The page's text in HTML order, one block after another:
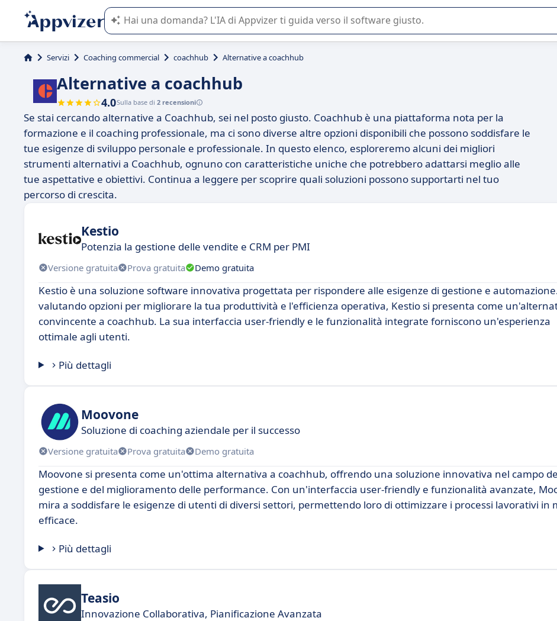
L'IA di Appvizer vi guida nell'utilizzo o nella scelta di un software SaaS per la vostra azienda.
Servizi Coaching commercial coachhub Alternative a coachhub
Alternative a coachhub
4.0Sulla base di 2 recensioni
Se stai cercando alternative a Coachhub, sei nel posto giusto. Coachhub è una piattaforma nota per la
formazione e il coaching professionale, ma ci sono diverse altre opzioni disponibili che possono soddisfare le
tue esigenze di sviluppo personale e professionale. In questo elenco, esploreremo alcuni dei migliori
strumenti alternativi a Coachhub, ognuno con caratteristiche uniche che potrebbero adattarsi meglio alle
tue aspettative e obiettivi. Continua a leggere per scoprire quali soluzioni possono supportarti nel tuo
percorso di crescita.
Kestio
Potenzia la gestione delle vendite e CRM per PMI
Versione gratuita Prova gratuita Demo gratuita
Kestio è una soluzione software innovativa progettata per rispondere alle esigenze di gestione e
valutando opzioni per migliorare la tua produttività e l'efficienza operativa, Kestio si presenta come
convincente a coachhub. La sua interfaccia user-friendly e le funzionalità integrate forniscono un'esperienza
ottimale agli utenti.
Più dettagli
Moovone
Soluzione di coaching aziendale per il successo
Versione gratuita Prova gratuita Demo gratuita
Moovone si presenta come un'ottima alternativa a coachhub, offrendo una soluzione innovativa nel campo
gestione e del miglioramento delle performance. Con un'interfaccia user-friendly e funzionalità avanzate,
mira a soddisfare le esigenze di utenti di diversi settori, permettendo loro di ottimizzare i processi lavorativi in
efficace.
Più dettagli
Teasio
Innovazione Collaborativa, Pianificazione Avanzata